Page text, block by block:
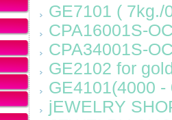
GE7101 ( 7kg./
CPA16001S-
CPA34001S-
GE2102 for
GE4101(4000 -
jEWELRY